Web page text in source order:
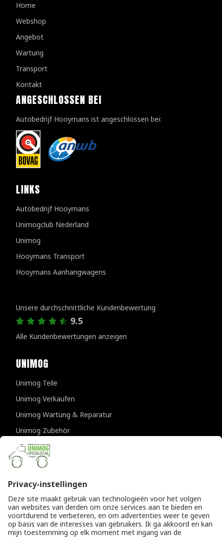
Home
Webshop
Angebot
Wartung
Transport
Kontakt
ANGESCHLOSSEN BEI
Autobedrijf Hooymans ist angeschlossen bei:
LINKS
Autobedrijf Hooymans
Unimogclub Nederland
Unimog
Hooymans Transport
Hooymans Aanhangwagens
Unsere durchschnittliche Kundenbewertung
9.5
Alle Kundenbewertungen anzeigen
UNIMOG
Unimog Teile
Unimog Verkaufen
Unimog Wartung & Reparatur
Unimog Zubehör
Unimog APK-prufungen
KONTAKTDATEN
Provincialeweg 94-98
Die Niederlande
T+31 (0)418 632073